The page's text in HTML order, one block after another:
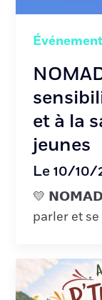
et à la
jeunes
Le 10/10/
💛 𝗡𝗢𝗠𝗔𝗗
parler et